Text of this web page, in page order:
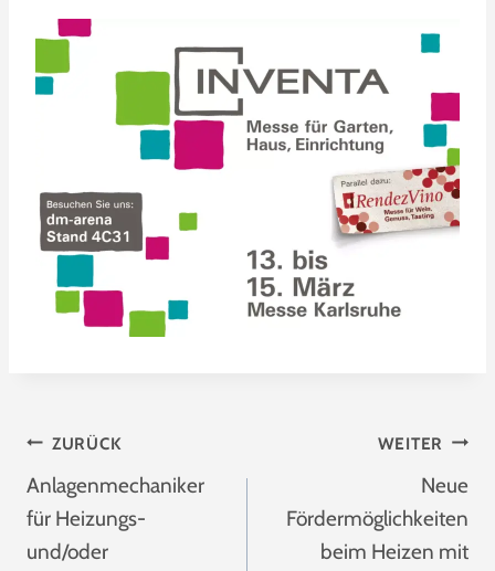
Beitragsnavigation
ZURÜCK
Anlagenmechaniker
für Heizungs-
und/oder
WEITER
Neue
Fördermöglichkeiten
beim Heizen mit